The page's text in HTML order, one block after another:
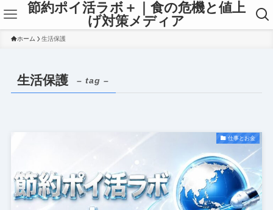
節約ポイ活ラボ＋｜食の危機と値上
げ対策メディア
ホーム 生活保護
生活保護 – tag –
仕事とお金